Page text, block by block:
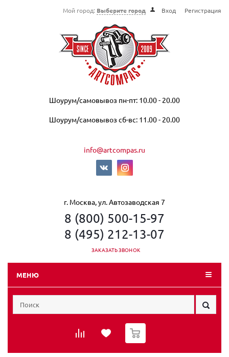
Мой город: Выберите город Вход Регистрация
Шоурум/самовывоз пн-пт: 10.00 - 20.00
Шоурум/самовывоз сб-вс: 11.00 - 20.00
info@artcompas.ru
г. Москва, ул. Автозаводская 7
8 (800) 500-15-97
8 (495) 212-13-07
ЗАКАЗАТЬ ЗВОНОК
МЕНЮ
0